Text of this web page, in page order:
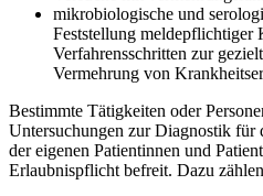
mikrobiologische und
Feststellung meldepflichtiger
Verfahrensschritten zur
Vermehrung von
Bestimmte Tätigkeiten oder
Untersuchungen zur Diagnostik für
der eigenen Patientinnen und
Erlaubnispflicht befreit. Dazu